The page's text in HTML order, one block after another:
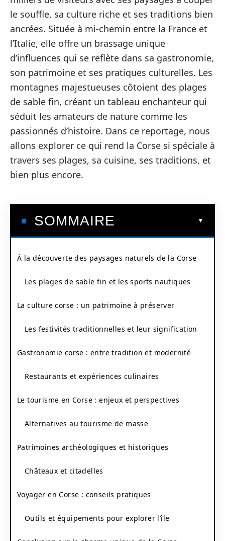
le souffle, sa culture riche et ses traditions bien
ancrées. Située à mi-chemin entre la France et
l’Italie, elle offre un brassage unique
d’influences qui se reflète dans sa gastronomie,
son patrimoine et ses pratiques culturelles. Les
montagnes majestueuses côtoient des plages
de sable fin, créant un tableau enchanteur qui
séduit les amateurs de nature comme les
passionnés d’histoire. Dans ce reportage, nous
allons explorer ce qui rend la Corse si spéciale à
travers ses plages, sa cuisine, ses traditions, et
bien plus encore.
SOMMAIRE
À la découverte des paysages naturels de la Corse
Les plages de sable fin et les sports nautiques
La culture corse : un patrimoine à préserver
Les festivités traditionnelles et leur signification
Gastronomie corse : entre tradition et modernité
Restaurants et expériences culinaires
Le tourisme en Corse : enjeux et perspectives
Alternatives au tourisme de masse
Patrimoines archéologiques et historiques
Châteaux et citadelles
Voyager en Corse : conseils pratiques
Outils et équipements pour explorer l’île